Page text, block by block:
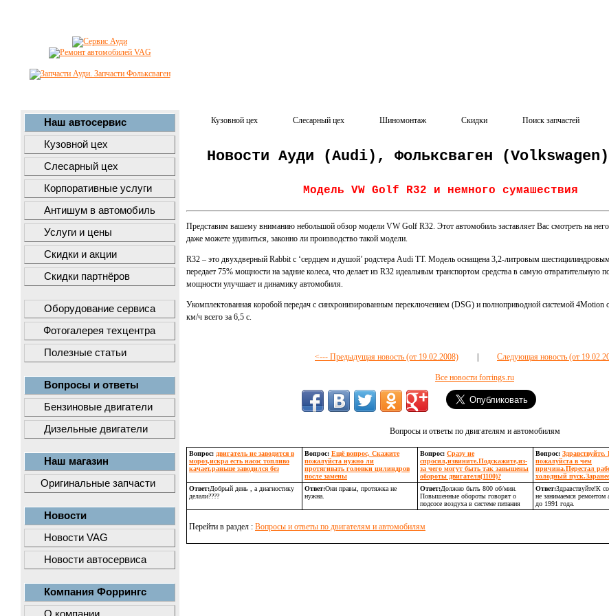
Наш автосервис
Кузовной цех
Слесарный цех
Корпоративные услуги
Антишум в автомобиль
Услуги и цены
Скидки и акции
Скидки партнёров
Оборудование сервиса
Фотогалерея техцентра
Полезные статьи
Вопросы и ответы
Бензиновые двигатели
Дизельные двигатели
Наш магазин
Оригинальные запчасти
Новости
Новости VAG
Новости автосервиса
Компания Форрингс
Кузовной цех Слесарный цех Шиномонтаж Скидки Поиск запчастей
Новости Ауди (Audi), Фольксваген
Модель VW Golf R32 и немного сумашествия
Представим вашему вниманию небольшой обзор модели VW Golf R32. Этот автомобиль заставляет Вас смотреть на
даже можете удивиться, законно ли производство такой модели.
R32 – это двухдверный Rabbit с ‘сердцем и душой’ родстера Audi TT. Модель оснащена 3,2-литровым
передает 75% мощности на задние колеса, что делает из R32 идеальным транспортом средства в самую отвратительную
мощности улучшает и динамику автомобиля.
Укомплектованная коробой передач с синхронизированным переключением (DSG) и полноприводной системой 4Motion
км/ч всего за 6,5 с.
<--- Предыдущая новость (от 19.02.2008) Следующая новость (от
Все новости forrings.ru
Вопросы и ответы по двигателям и автомобилям
Вопрос: двигатель не заводится в
мороз,искра есть насос топливо
качает.раньше заводился без
Вопрос: Ещё вопрос, Скажите
пожалуйста нужно ли
протягивать головки цилиндров
после замены
Вопрос: Сразу не
спросил,извините.Подскажите,из-
за чего могут быть так завышены
обороты двигателя(1100)?
Вопрос:
пожалуйста в чем
причина.Перестал
холодный пуск.Заранее
Ответ:Добрый день , а диагностику
делали????
Ответ:Они правы, протяжка не
нужна.
Ответ:Должно быть 800 об/мин.
Повышенные обороты говорят о
подсосе воздуха в системе питания
Ответ:Здравствуйте!К
не занимаемся ремонтом
до 1991 года.
Перейти в раздел : Вопросы и ответы по двигателям и автомобилям